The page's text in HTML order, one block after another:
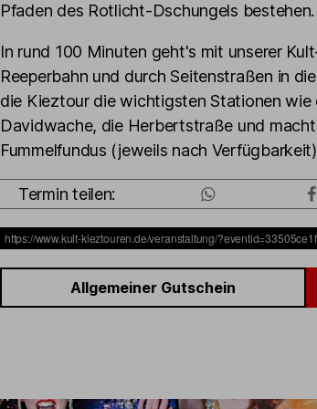
Pfaden des Rotlicht-Dschungels bestehen.
In rund 100 Minuten geht's mit unserer
Reeperbahn und durch Seitenstraßen in
die Kieztour die wichtigsten Stationen wie
Davidwache, die Herbertstraße und
Fummelfundus (jeweils nach
Termin teilen:
Allgemeiner Gutschein